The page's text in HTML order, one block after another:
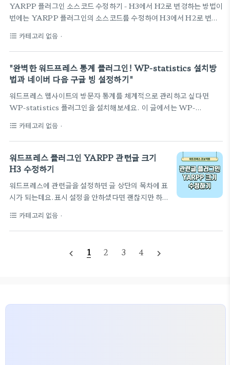
설정: 포스트 유형별 보호 설정, 텍스트 선택 허용 여부 설정, 툴팁 메시
지 설정옵션 탭 설정: 단축키 허용/차단 설..
YARPP 플러그인 소스코드 수정하기 - H3에서 H2로 변경하는 방법이
번에는 YARPP 플러그인의 소스코드를 수정하여 H3에서 H2로 변경
의 제목을 H2로 변경하는 작업은 중요합니다. 파일의 소스를 변경하는
과정은 다소 복잡할 수 있습니다. FTP를 통해 플러그인 파일을 다운로
드하고 내부 검색 프로그램을 사용하여 'h3'를 찾습니다. 그 후, 파일을
열어 해당 라인의 h3를 h2로 변경하고 저장합니다. 또한, 워드프레스
택하고, 원하는 라인의를로 변경하여 저장할 수도 있습니다. 수정한 후
워드프레스를 새로고침하면 관련글의 제목이 H2태그로 변경된 것을 확
인할 수 있습니다..
format_list_bulleted 카테고리 없음 ·
"완벽한 워드프레스 통계 플러그인! WP-statistics 설치방
법과 네이버 다음 구글 빙 설정하기"
워드프레스 웹사이트의 방문자 통계를 체계적으로 관리하고 싶다면
WP-statistics 플러그인을 설치해보세요. 이 글에서는 WP-
히 알아보겠습니다.플러그인 설치와 설정WP-statistics 소개WP-
statistics는 워드프레스 웹사이트의 방문자 통계를 실시간으로 추적하
고 보고하는 플러그인입니다. 사용자의 활동, 인기 있는 콘텐츠, 검색어
분석 등 다양한 정보를 제공하여 웹사이트의 성과를 분석할 수 있습니
다.설치 방법워드프레스 대시보드에 로그인합니다.플러그인 탭에서 '새
로 추가'를 클릭합니다.'WP-statistics'를 검색하고 설치합니다.플러
그인을 활성화하고 설정 페이지로 이동합니다.네이버, 다음, 구글 빙 설
정네이버..
format_list_bulleted 카테고리 없음 ·
워드프레스 플러그인 YARPP 관련글 크기
H3 수정하기
워드프레스에 관련글을 설정하면 글 상단의 목차에 표
시가 되는데요.표시 설정을 안하셨다면 괜찮지만 하
요.이게 SEO에 좋은 건지 까지는 모르겠지만 방법을
알려드릴게요 목차에 표시되는 YARPP 예시 "
수 없는 소스 위에 사진은 관련글 플러그인 표시 제목
때문에 방법이 간단하니까 수정해주세요 수정하는
format_list_bulleted 카테고리 없음 ·
navigate_before 1 2 3 4 navigate_next